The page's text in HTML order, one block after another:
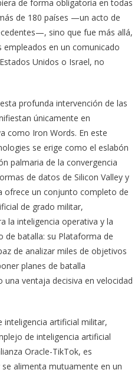
de forma obligatoria en todas
de 180 países —un acto de
sino que fue más allá,
en un comunicado
Unidos o Israel, no
profunda intervención de las
únicamente en
como Iron Words. En este
se erige como el eslabón
palmaria de la convergencia
de datos de Silicon Valley y
ofrece un conjunto completo de
de grado militar,
la inteligencia operativa y la
de batalla: su Plataforma de
de analizar miles de objetivos
planes de batalla
ventaja decisiva en velocidad
inteligencia artificial militar,
de inteligencia artificial
Oracle-TikTok, es
alimenta mutuamente en un